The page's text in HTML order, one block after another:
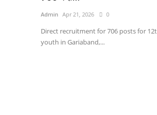
Admin Apr 21, 2026 0
Direct recruitment for 706 posts for
youth in Gariaband,...